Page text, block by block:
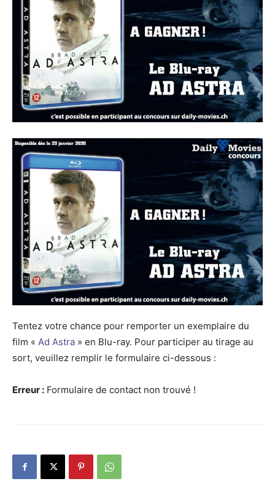
Tentez votre chance pour remporter un exemplaire du
film « Ad Astra » en Blu-ray. Pour participer au tirage au
sort, veuillez remplir le formulaire ci-dessous :
Erreur : Formulaire de contact non trouvé !